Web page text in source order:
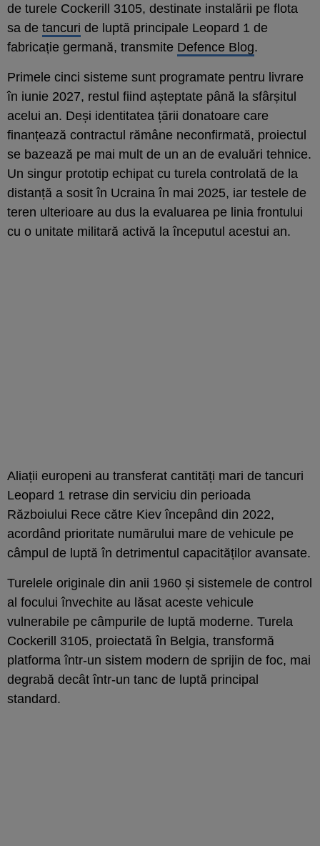
de turele Cockerill 3105, destinate instalării pe flota
sa de tancuri de luptă principale Leopard 1 de
fabricație germană, transmite Defence Blog.
Primele cinci sisteme sunt programate pentru livrare
în iunie 2027, restul fiind așteptate până la sfârșitul
acelui an. Deși identitatea țării donatoare care
finanțează contractul rămâne neconfirmată, proiectul
se bazează pe mai mult de un an de evaluări tehnice.
Un singur prototip echipat cu turela controlată de la
distanță a sosit în Ucraina în mai 2025, iar testele de
teren ulterioare au dus la evaluarea pe linia frontului
cu o unitate militară activă la începutul acestui an.
Aliații europeni au transferat cantități mari de tancuri
Leopard 1 retrase din serviciu din perioada
Războiului Rece către Kiev începând din 2022,
acordând prioritate numărului mare de vehicule pe
câmpul de luptă în detrimentul capacităților avansate.
Turelele originale din anii 1960 și sistemele de control
al focului învechite au lăsat aceste vehicule
vulnerabile pe câmpurile de luptă moderne. Turela
Cockerill 3105, proiectată în Belgia, transformă
platforma într-un sistem modern de sprijin de foc, mai
degrabă decât într-un tanc de luptă principal
standard.